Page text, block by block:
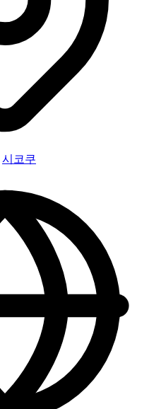
시코쿠